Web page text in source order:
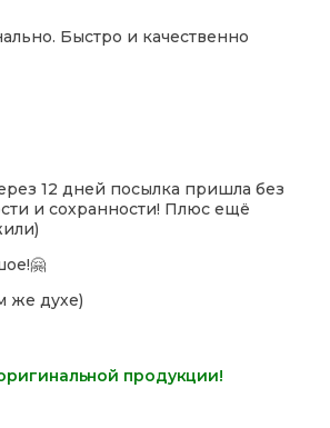
Быстро и качественно
12 дней посылка пришла без
и сохранности! Плюс ещё
же духе)
продукции!